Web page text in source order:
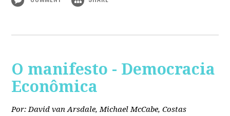
O manifesto - Democracia
Econômica
Por: David van Arsdale, Michael McCabe, Costas